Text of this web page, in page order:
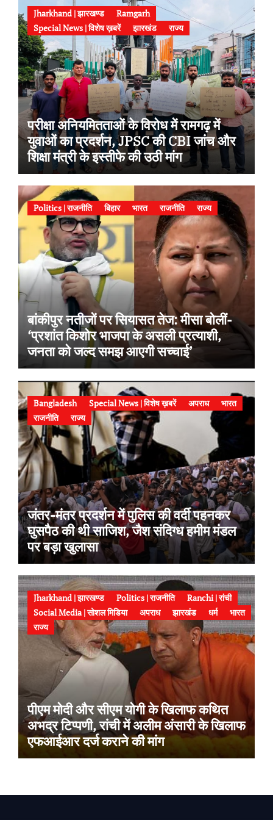
Jharkhand | झारखण्ड
Ramgarh
Special News | विशेष ख़बरें
झारखंड राज्य
परीक्षा अनियमितताओं के विरोध में रामगढ़ में
युवाओं का प्रदर्शन, JPSC की CBI जांच और
शिक्षा मंत्री के इस्तीफे की उठी मांग
Politics | राजनीति बिहार भारत राजनीति राज्य
बांकीपुर नतीजों पर सियासत तेज: मीसा बोलीं-
‘प्रशांत किशोर भाजपा के असली प्रत्याशी,
जनता को जल्द समझ आएगी सच्चाई’
Bangladesh Special News | विशेष ख़बरें अपराध
भारत
राजनीति
राज्य
जंतर-मंतर प्रदर्शन में पुलिस की वर्दी पहनकर
घुसपैठ की थी साजिश, जैश संदिग्ध हमीम मंडल
पर बड़ा खुलासा
Jharkhand | झारखण्ड Politics | राजनीति
Ranchi | रांची
Social Media | सोशल मिडिया
अपराध झारखंड धर्म
भारत
राज्य
पीएम मोदी और सीएम योगी के खिलाफ कथित
अभद्र टिप्पणी, रांची में अलीम अंसारी के खिलाफ
एफआईआर दर्ज कराने की मांग